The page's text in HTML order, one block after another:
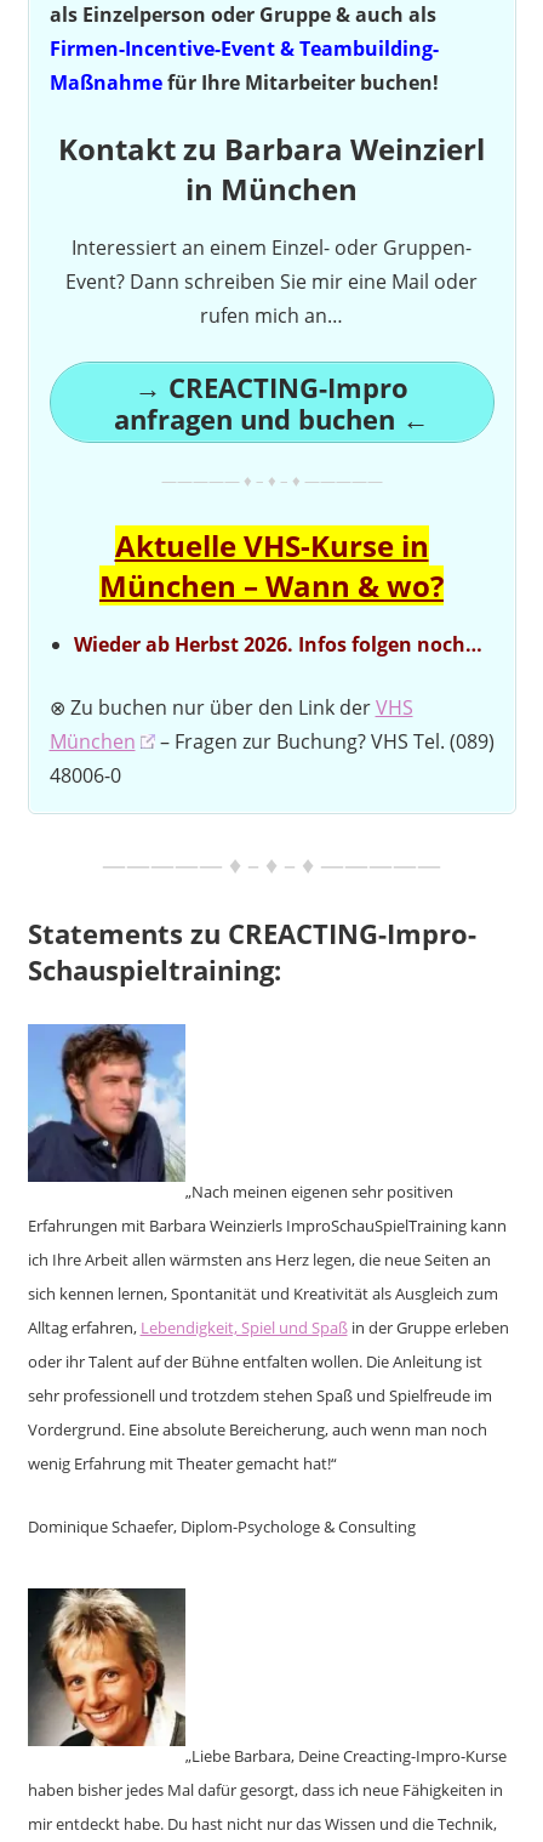
als Einzelperson oder Gruppe & auch als
Firmen-Incentive-Event & Teambuilding-
Maßnahmefür Ihre Mitarbeiter buchen!
Kontakt zu Barbara Weinzierl
in München
Interessiert an einem Einzel- oder Gruppen-
Event? Dann schreiben Sie mir eine Mail oder
rufen mich an…
→ CREACTING-Impro
anfragen und buchen ←
————— ♦ – ♦ – ♦ —————
Aktuelle VHS-Kurse in
München – Wann & wo?
Wieder ab Herbst 2026. Infos folgen noch…
⊗ Zu buchen nur über den Link derVHS
München
– Fragen zur Buchung? VHS Tel. (089)
48006-0
————— ♦ – ♦ – ♦ —————
Statements zu CREACTING-Impro-
Schauspieltraining:
„Nach meinen eigenen sehr positiven
Erfahrungen mit Barbara Weinzierls ImproSchauSpielTraining kann
ich Ihre Arbeit allen wärmsten ans Herz legen, die neue Seiten an
sich kennen lernen, Spontanität und Kreativität als Ausgleich zum
Alltag erfahren, Lebendigkeit, Spiel und Spaßin der Gruppe erleben
oder ihr Talent auf der Bühne entfalten wollen. Die Anleitung ist
sehr professionell und trotzdem stehen Spaß und Spielfreude im
Vordergrund. Eine absolute Bereicherung, auch wenn man noch
wenig Erfahrung mit Theater gemacht hat!“
Dominique Schaefer, Diplom-Psychologe & Consulting
„Liebe Barbara, Deine Creacting-Impro-Kurse
haben bisher jedes Mal dafür gesorgt, dass ich neue Fähigkeiten in
mir entdeckt habe. Du hast nicht nur das Wissen und die Technik,